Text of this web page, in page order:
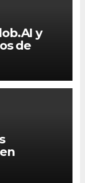
y
de
de la IA